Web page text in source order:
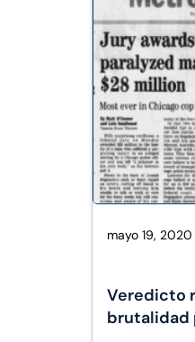
mayo 19, 2020
Veredicto
brutalidad